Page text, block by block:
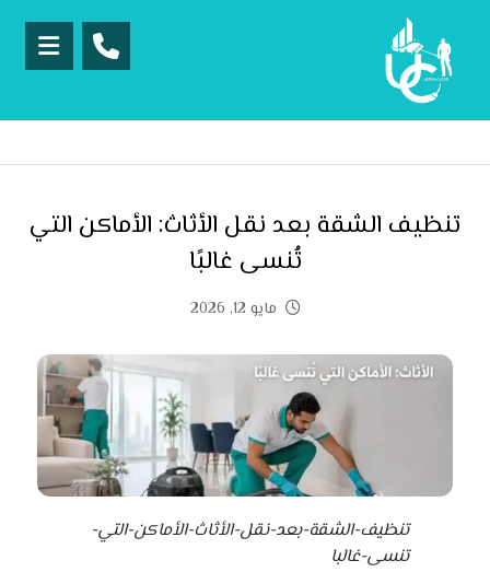
تنظيف الشقة بعد نقل الأثاث: الأماكن التي
تُنسى غالبًا
مايو 12, 2026
تنظيف-الشقة-بعد-نقل-الأثاث-الأماكن-التي-
تنسى-غالبا